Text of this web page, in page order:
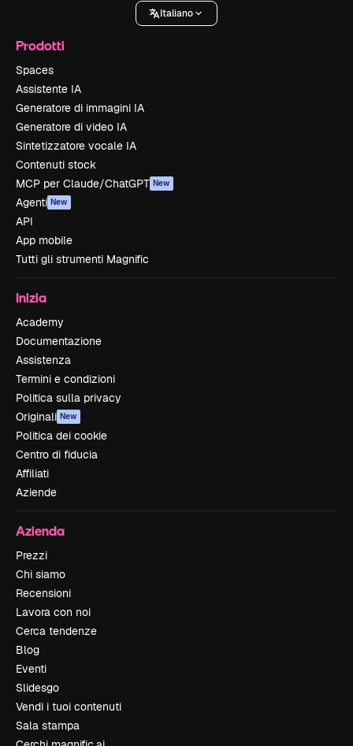
Italiano
Prodotti
Spaces
Assistente IA
Generatore di immagini IA
Generatore di video IA
Sintetizzatore vocale IA
Contenuti stock
MCP per Claude/ChatGPT New
Agenti New
API
App mobile
Tutti gli strumenti Magnific
Inizia
Academy
Documentazione
Assistenza
Termini e condizioni
Politica sulla privacy
Originali New
Politica dei cookie
Centro di fiducia
Affiliati
Aziende
Azienda
Prezzi
Chi siamo
Recensioni
Lavora con noi
Cerca tendenze
Blog
Eventi
Slidesgo
Vendi i tuoi contenuti
Sala stampa